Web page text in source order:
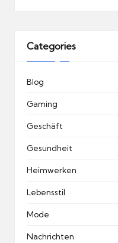
Categories
Blog
Gaming
Geschäft
Gesundheit
Heimwerken
Lebensstil
Mode
Nachrichten